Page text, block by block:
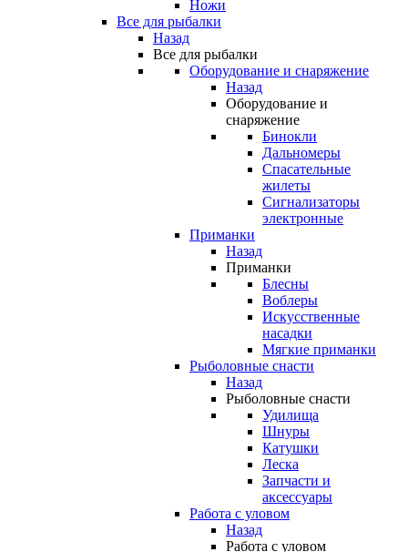
Ножи
Все для рыбалки
Назад
Все для рыбалки
Оборудование и снаряжение
Назад
Оборудование и
снаряжение
Бинокли
Дальномеры
Спасательные
жилеты
Сигнализаторы
электронные
Приманки
Назад
Приманки
Блесны
Воблеры
Искусственные
насадки
Мягкие приманки
Рыболовные снасти
Назад
Рыболовные снасти
Удилища
Шнуры
Катушки
Леска
Запчасти и
аксессуары
Работа с уловом
Назад
Работа с уловом